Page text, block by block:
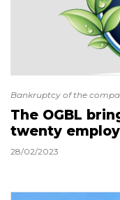
Bankruptcy of the
The OGBL
twenty
28/02/2023